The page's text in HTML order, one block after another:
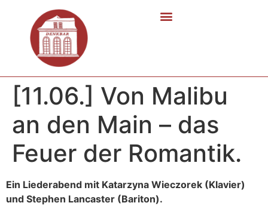
[11.06.] Von Malibu
an den Main – das
Feuer der Romantik.
Ein Liederabend mit Katarzyna Wieczorek (Klavier)
und Stephen Lancaster (Bariton).